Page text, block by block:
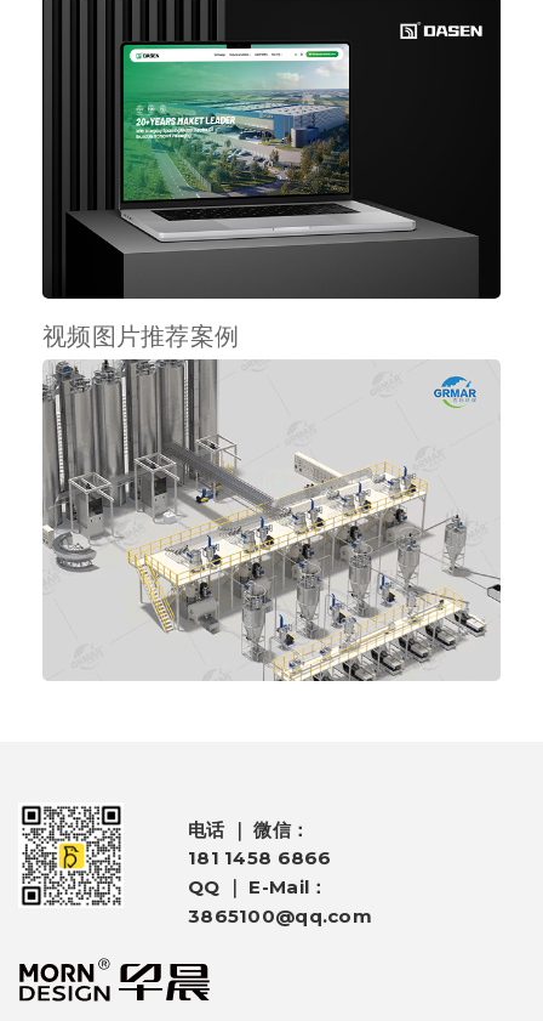
视频图片推荐案例
电话 ｜ 微信：
181 1458 6866
QQ ｜ E-Mail：
3865100@qq.com